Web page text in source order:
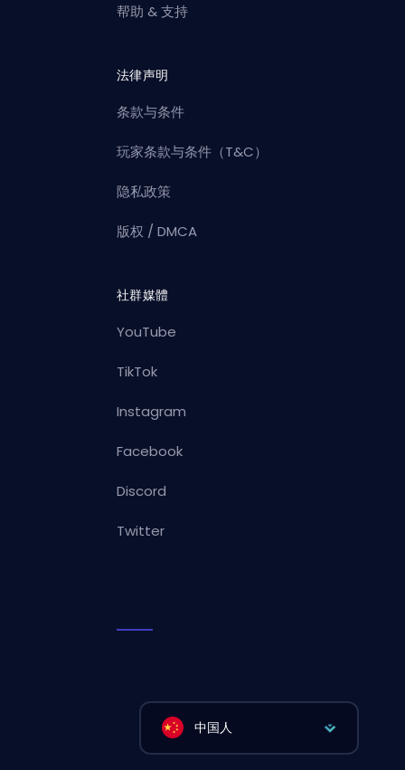
帮助 & 支持
法律声明
条款与条件
玩家条款与条件（T&C）
隐私政策
版权 / DMCA
社群媒體
YouTube
TikTok
Instagram
Facebook
Discord
Twitter
中国人